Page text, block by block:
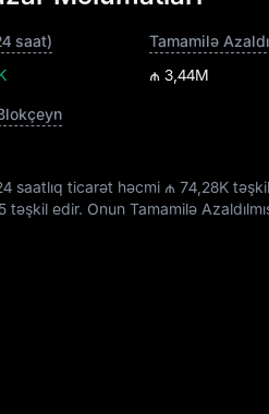
saat)
₼ 3,44M
saatlıq ticarət həcmi ₼ 74,28K
təşkil edir. Onun Tamamilə